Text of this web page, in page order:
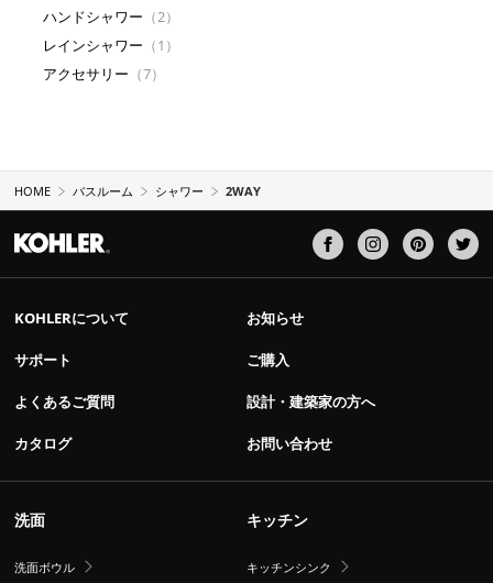
ハンドシャワー （2）
レインシャワー （1）
アクセサリー （7）
HOME バスルーム シャワー 2WAY
KOHLERについて お知らせ
サポート ご購入
よくあるご質問 設計・建築家の方へ
カタログ お問い合わせ
洗面
洗面ボウル
キッチン
キッチンシンク